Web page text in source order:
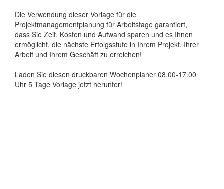
Die Verwendung dieser Vorlage für die
Projektmanagementplanung für Arbeitstage garantiert,
dass Sie Zeit, Kosten und Aufwand sparen und es Ihnen
ermöglicht, die nächste Erfolgsstufe in Ihrem Projekt, Ihrer
Arbeit und Ihrem Geschäft zu erreichen!
Laden Sie diesen druckbaren Wochenplaner 08.00-17.00
Uhr 5 Tage Vorlage jetzt herunter!